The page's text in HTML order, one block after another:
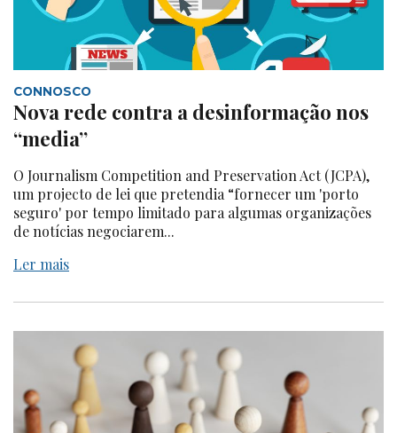
CONNOSCO
Nova rede contra a desinformação nos
“media”
O Journalism Competition and Preservation Act (JCPA),
um projecto de lei que pretendia “fornecer um 'porto
seguro' por tempo limitado para algumas organizações
de notícias negociarem...
Ler mais